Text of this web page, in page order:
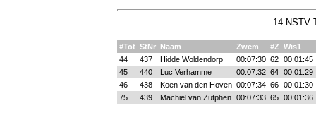
14 NSTV
#Tot StNr Naam Zwem #Z Wis1
44
437 Hidde Woldendorp 00:07:30 62 00:01:45
45
440 Luc Verhamme 00:07:32 64 00:01:29
46
438 Koen van den Hoven 00:07:34 66 00:01:30
75
439 Machiel van Zutphen 00:07:33 65 00:01:36